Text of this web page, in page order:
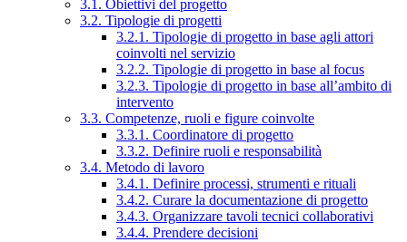
3.1. Obiettivi del progetto
3.2. Tipologie di progetti
3.2.1. Tipologie di progetto in base agli attori
coinvolti nel servizio
3.2.2. Tipologie di progetto in base al focus
3.2.3. Tipologie di progetto in base all’ambito di
intervento
3.3. Competenze, ruoli e figure coinvolte
3.3.1. Coordinatore di progetto
3.3.2. Definire ruoli e responsabilità
3.4. Metodo di lavoro
3.4.1. Definire processi, strumenti e rituali
3.4.2. Curare la documentazione di progetto
3.4.3. Organizzare tavoli tecnici collaborativi
3.4.4. Prendere decisioni